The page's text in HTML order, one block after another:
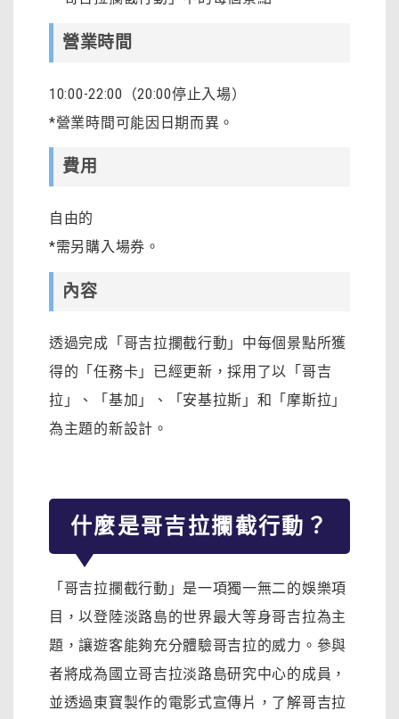
營業時間
10:00-22:00（20:00停止入場）
*營業時間可能因日期而異。
費用
自由的
*需另購入場券。
內容
透過完成「哥吉拉攔截行動」中每個景點所獲
得的「任務卡」已經更新，採用了以「哥吉
拉」、「基加」、「安基拉斯」和「摩斯拉」
為主題的新設計。
什麼是哥吉拉攔截行動？
「哥吉拉攔截行動」是一項獨一無二的娛樂項
目，以登陸淡路島的世界最大等身哥吉拉為主
題，讓遊客能夠充分體驗哥吉拉的威力。參與
者將成為國立哥吉拉淡路島研究中心的成員，
並透過東寶製作的電影式宣傳片，了解哥吉拉